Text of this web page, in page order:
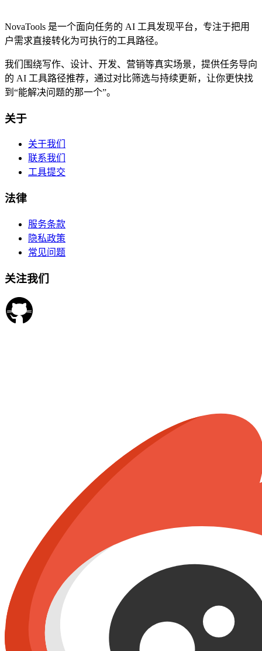
NovaTools 是一个面向任务的 AI 工具发现平台，专注于把用
户需求直接转化为可执行的工具路径。
我们围绕写作、设计、开发、营销等真实场景，提供任务导向
的 AI 工具路径推荐，通过对比筛选与持续更新，让你更快找
到“能解决问题的那一个”。
关于
关于我们
联系我们
工具提交
法律
服务条款
隐私政策
常见问题
关注我们